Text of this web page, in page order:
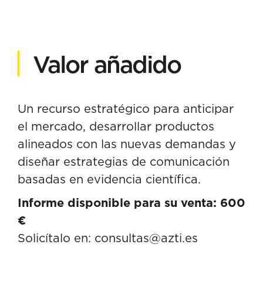
Valor añadido
Un recurso estratégico para anticipar
el mercado, desarrollar productos
alineados con las nuevas demandas y
diseñar estrategias de comunicación
basadas en evidencia científica.
Informe disponible para su venta: 600
€
Solicítalo en: consultas@azti.es